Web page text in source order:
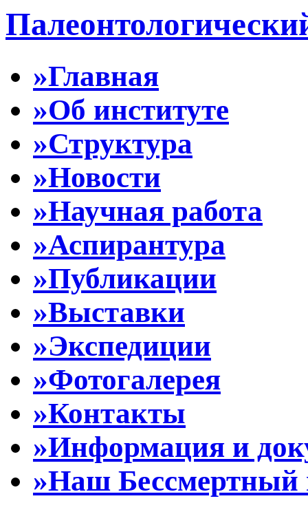
»Главная
»Об институте
»Структура
»Новости
»Научная работа
»Аспирантура
»Публикации
»Выставки
»Экспедиции
»Фотогалерея
»Контакты
»Информация и
»Наш Бессмертный